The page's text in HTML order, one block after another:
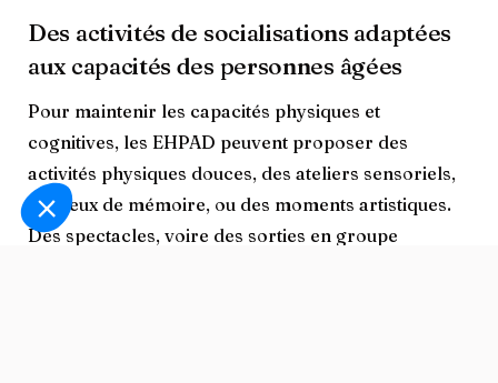
Des activités de socialisations adaptées
aux capacités des personnes âgées
Pour maintenir les capacités physiques et
cognitives, les EHPAD peuvent proposer des
activités physiques douces, des ateliers sensoriels,
des jeux de mémoire, ou des moments artistiques.
Des spectacles, voire des sorties en groupe